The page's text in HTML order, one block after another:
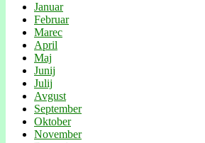
Januar
Februar
Marec
April
Maj
Junij
Julij
Avgust
September
Oktober
November